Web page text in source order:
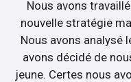
Nous avons
nouvelle stratégie
Nous avons analysé
avons décidé de
jeune. Certes nous